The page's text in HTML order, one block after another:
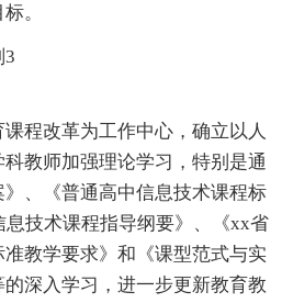
。
3
程改革为工作中心，确立以人
教师加强理论学习，特别是通
、《普通高中信息技术课程标
技术课程指导纲要》、《xx省
教学要求》和《课型范式与实
深入学习，进一步更新教育教